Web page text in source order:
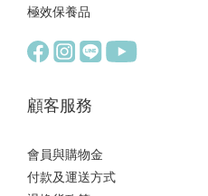
極效保養品
顧客服務
會員與購物金
付款及運送方式